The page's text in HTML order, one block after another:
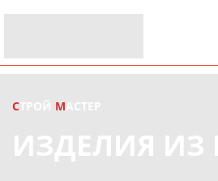
СТРОЙ МАСТЕР
ИЗДЕЛИЯ ИЗ